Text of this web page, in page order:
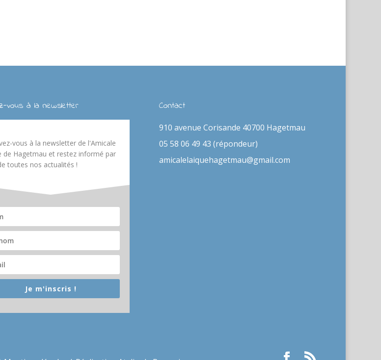
vous à la newsletter
vous à la newsletter de l'Amicale
de Hagetmau et restez informé par
toutes nos actualités !
Je m'inscris !
Contact
910 avenue Corisande 40700 Hagetmau
05 58 06 49 43 (répondeur)
amicalelaiquehagetmau@gmail.com